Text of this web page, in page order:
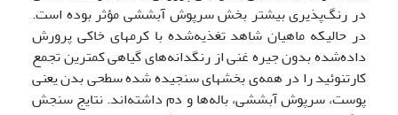
در رنگ‌پذیری بیشتر بخش سرپوش آبششی مؤثر بوده است.
در حالیکه ماهیان شاهد تغذیه‌شده با کرمهای خاکی پرورش
داده‌شده بدون جیره غنی از رنگدانه‌های گیاهی کمترین تجمع
کارتنوئید را در همه‌ی بخشهای سنجیده شده سطحی بدن یعنی
پوست، سرپوش آبششی، باله‌ها و دم داشته‌اند. نتایج سنجش